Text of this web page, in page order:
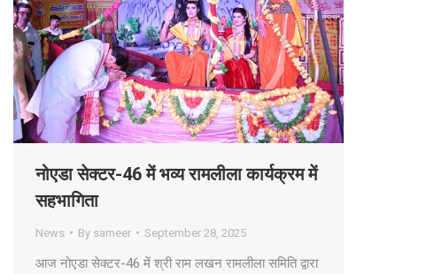
नोएडा सेक्टर-46 में भव्य रामलीला कार्यक्रम में
सहभागिता
News By sameer September 28, 2025
आज नोएडा सेक्टर-46 में श्री राम लखन रामलीला समिति द्वारा